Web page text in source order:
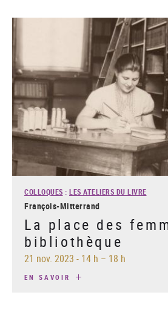
COLLOQUES : LES ATELIERS DU LIVRE
François-Mitterrand
La place des
bibliothèque
21 nov. 2023 - 14 h – 18 h
EN SAVOIR